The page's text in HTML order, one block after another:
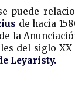
puede
de hacia
la
del siglo XX
Leyaristy.